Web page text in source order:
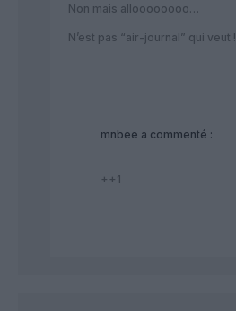
Non mais alloooooooo…
N’est pas “air-journal” qui veut !
mnbee a commenté :
++1